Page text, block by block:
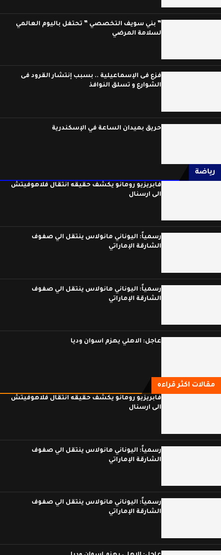
” بني سويف التخصصي ” تحتفل باليوم العالمي
لسلامة المرضي
فزع فى الإسماعيلية .. بسبب إنتشار القرود فى
الشوارع و تسلق النوافذ
حريق بميدان الساعة في الإسكندرية
رياضة
فابريزيو رومانو يكشف حقيقه انتقال فلاهوفيتش
الى ارسنال
رسمياً: اليوناني مانولاس ينتقل الي صفوف
الشارقة الإماراتي
رسمياً: اليوناني مانولاس ينتقل الي صفوف
الشارقة الإماراتي
عاجل: الاهلي يهزم اسوان وديا
مقالات اكثر قراءه
فابريزيو رومانو يكشف حقيقه انتقال فلاهوفيتش
الى ارسنال
رسمياً: اليوناني مانولاس ينتقل الي صفوف
الشارقة الإماراتي
رسمياً: اليوناني مانولاس ينتقل الي صفوف
الشارقة الإماراتي